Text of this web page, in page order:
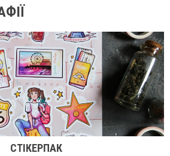
СТІКЕРПАК